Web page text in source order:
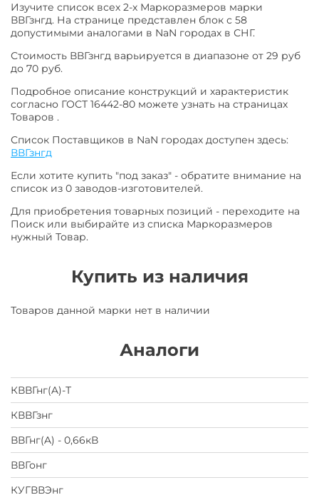
Изучите список всех 2-х Маркоразмеров марки
ВВГзнгд. На странице представлен блок с 58
допустимыми аналогами в NaN городах в СНГ.
Стоимость ВВГзнгд варьируется в диапазоне от 29 руб
до 70 руб.
Подробное описание конструкций и характеристик
согласно ГОСТ 16442-80 можете узнать на страницах
Товаров .
Список Поставщиков в NaN городах доступен здесь:
ВВГзнгд
Если хотите купить "под заказ" - обратите внимание на
список из 0 заводов-изготовителей.
Для приобретения товарных позиций - переходите на
Поиск или выбирайте из списка Маркоразмеров
нужный Товар.
Купить из наличия
Товаров данной марки нет в наличии
Аналоги
КВВГнг(A)-Т
КВВГзнг
ВВГнг(A) - 0,66кВ
ВВГонг
КУГВВЭнг